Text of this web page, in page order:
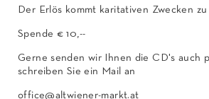
Der Erlös kommt karitativen Zwecken zu
Spende € 10,--
Gerne senden wir Ihnen die CD's auch
schreiben Sie ein Mail an
office@altwiener-markt.at